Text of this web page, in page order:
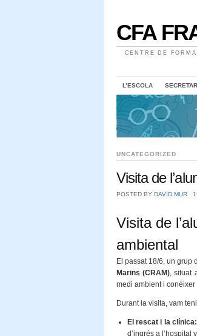
CFA
CENTRE DE
L’ESCOLA
UNCATEGORIZED
Visita de
POSTED BY DAVID MUR ⋅
Visita de
ambiental
El passat 18/6, un grup
Marins (CRAM) ,
medi ambient i conèixer
Durant la visita, vam
El rescat i la clínica:
d’ingrés a l’hospital